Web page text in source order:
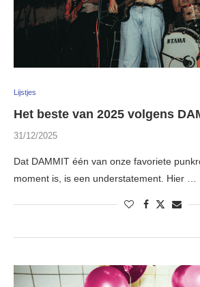
Lijstjes
Het beste van 2025 volgens
31/12/2025
Dat DAMMIT één van onze favoriete
moment is, is een understatement. Hier …